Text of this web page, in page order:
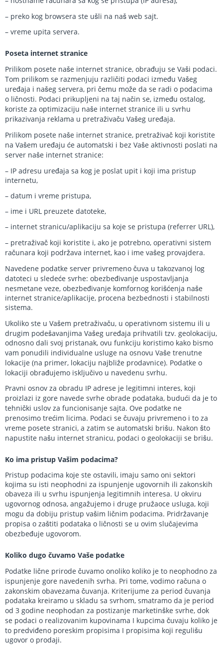
– preko kog browsera ste ušli na naš web sajt.
– vreme upita servera.
Poseta internet stranice
Prilikom posete naše internet stranice, obrađuju se Vaši podaci.
Tom prilikom se razmenjuju različiti podaci između Vašeg
uređaja i našeg servera, pri čemu može da se radi o podacima
o ličnosti. Podaci prikupljeni na taj način se, između ostalog,
koriste za optimizaciju naše internet stranice ili u svrhu
prikazivanja reklama u pretraživaču Vašeg uređaja.
Prilikom posete naše internet stranice, pretraživač koji koristite
na Vašem uređaju će automatski i bez Vaše aktivnosti poslati na
server naše internet stranice:
– IP adresu uređaja sa kog je poslat upit i koji ima pristup
internetu,
– datum i vreme pristupa,
– ime i URL preuzete datoteke,
– internet stranicu/aplikaciju sa koje se pristupa (referrer URL),
– pretraživač koji koristite i, ako je potrebno, operativni sistem
računara koji podržava internet, kao i ime vašeg provajdera.
Navedene podatke server privremeno čuva u takozvanoj log
datoteci u sledeće svrhe: obezbeđivanje uspostavljanja
nesmetane veze, obezbeđivanje komfornog korišćenja naše
internet stranice/aplikacije, procena bezbednosti i stabilnosti
sistema.
Ukoliko ste u Vašem pretraživaču, u operativnom sistemu ili u
drugim podešavanjima Vašeg uređaja prihvatili tzv. geolokaciju,
odnosno dali svoj pristanak, ovu funkciju koristimo kako bismo
vam ponudili individualne usluge na osnovu Vaše trenutne
lokacije (na primer, lokaciju najbliže prodavnice). Podatke o
lokaciji obrađujemo isključivo u navedenu svrhu.
Pravni osnov za obradu IP adrese je legitimni interes, koji
proizlazi iz gore navede svrhe obrade podataka, budući da je to
tehnički uslov za funcionisanje sajta. Ove podatke ne
prenosimo trećim licima. Podaci se čuvaju privremeno i to za
vreme posete stranici, a zatim se automatski brišu. Nakon što
napustite našu internet stranicu, podaci o geolokaciji se brišu.
Ko ima pristup Vašim podacima?
Pristup podacima koje ste ostavili, imaju samo oni sektori
kojima su isti neophodni za ispunjenje ugovornih ili zakonskih
obaveza ili u svrhu ispunjenja legitimnih interesa. U okviru
ugovornog odnosa, angažujemo i druge pružaoce usluga, koji
mogu da dobiju pristup vašim ličnim podacima. Pridržavanje
propisa o zaštiti podataka o ličnosti se u ovim slučajevima
obezbeđuje ugovorom.
Koliko dugo čuvamo Vaše podatke
Podatke lične prirode čuvamo onoliko koliko je to neophodno za
ispunjenje gore navedenih svrha. Pri tome, vodimo računa o
zakonskim obavezama čuvanja. Kriterijume za period čuvanja
podataka kreiramo u skladu sa svrhom, smatramo da je period
od 3 godine neophodan za postizanje marketinške svrhe, dok
se podaci o realizovanim kupovinama I kupcima čuvaju koliko je
to predviđeno poreskim propisima I propisima koji regulišu
ugovor o prodaji.